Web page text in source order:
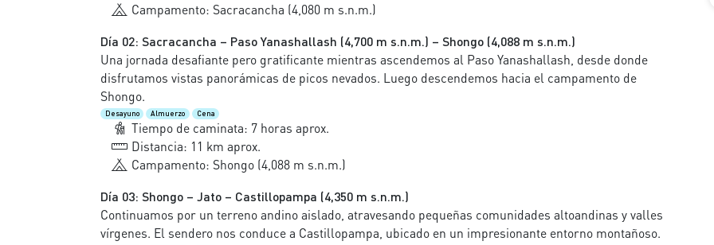
Campamento: Sacracancha (4,080 m s.n.m.)
Día 02: Sacracancha – Paso Yanashallash (4,700 m s.n.m.) – Shongo (4,088 m s.n.m.)
Una jornada desafiante pero gratificante mientras ascendemos al Paso Yanashallash, desde donde
disfrutamos vistas panorámicas de picos nevados. Luego descendemos hacia el campamento de
Shongo.
Desayuno Almuerzo Cena
Tiempo de caminata: 7 horas aprox.
Distancia: 11 km aprox.
Campamento: Shongo (4,088 m s.n.m.)
Día 03: Shongo – Jato – Castillopampa (4,350 m s.n.m.)
Continuamos por un terreno andino aislado, atravesando pequeñas comunidades altoandinas y valles
vírgenes. El sendero nos conduce a Castillopampa, ubicado en un impresionante entorno montañoso.